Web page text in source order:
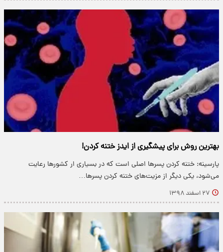
بهترین روش برای پیشگیری از ایدز ختنه کردن!
پارسینه: ختنه کردن پسر‌ها اصلی است که در بسیاری ار کشور‌ها رعایت
می‌شود، یکی دیگر از مزیت‌های ختنه کردن پسر‌ها…
۲۷ اسفند ۱۳۹۸